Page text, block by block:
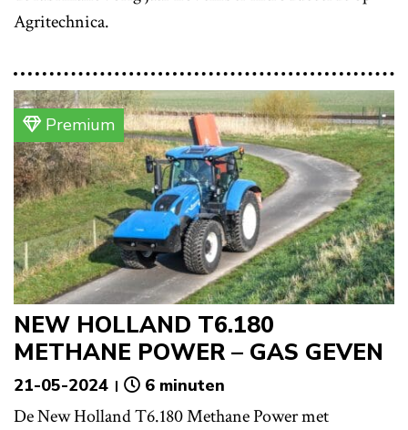
Agritechnica.
Premium
NEW HOLLAND T6.180
METHANE POWER – GAS GEVEN
21-05-2024 6 minuten
De New Holland T6.180 Methane Power met